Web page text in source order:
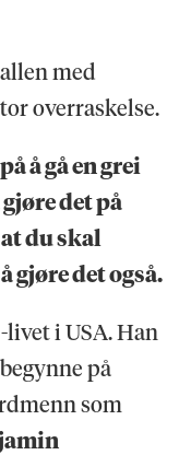
med
overraskelse.
å gå en grei
det på
du skal
gjøre det også.
i USA. Han
på
som